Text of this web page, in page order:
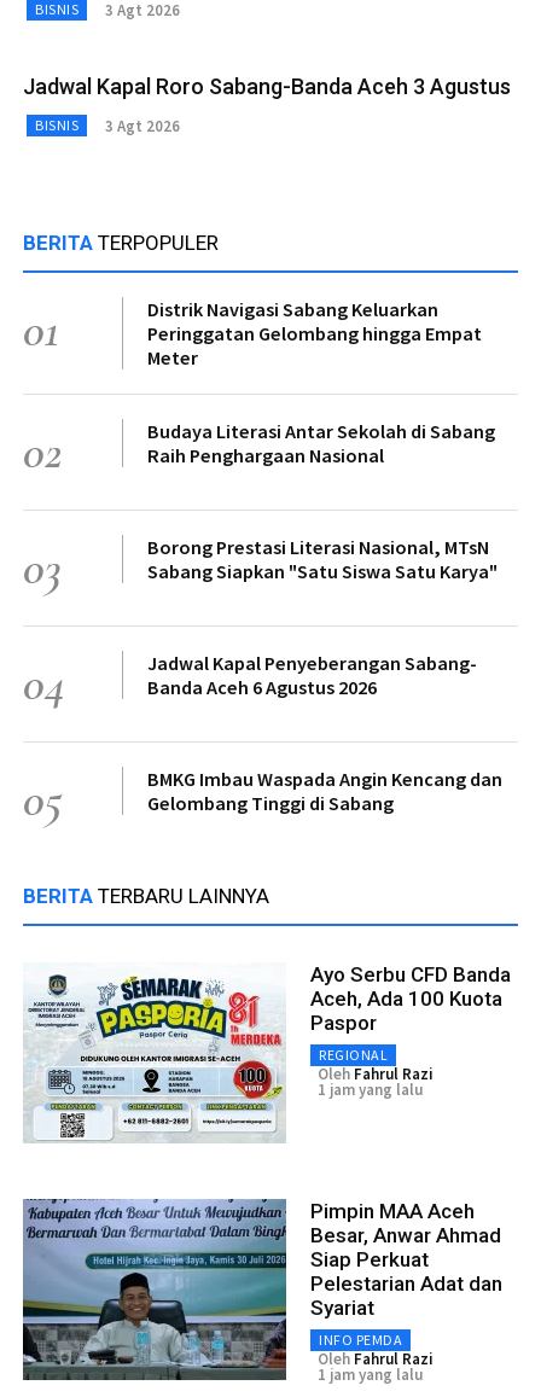
BISNIS 3 Agt 2026
Jadwal Kapal Roro Sabang-Banda Aceh 3 Agustus
BISNIS 3 Agt 2026
BERITA TERPOPULER
01
Distrik Navigasi Sabang Keluarkan
Peringgatan Gelombang hingga Empat
Meter
02
Budaya Literasi Antar Sekolah di Sabang
Raih Penghargaan Nasional
03
Borong Prestasi Literasi Nasional, MTsN
Sabang Siapkan "Satu Siswa Satu Karya"
04
Jadwal Kapal Penyeberangan Sabang-
Banda Aceh 6 Agustus 2026
05
BMKG Imbau Waspada Angin Kencang dan
Gelombang Tinggi di Sabang
BERITA TERBARU LAINNYA
Ayo Serbu CFD Banda
Aceh, Ada 100 Kuota
Paspor
REGIONAL
Oleh Fahrul Razi
1 jam yang lalu
Pimpin MAA Aceh
Besar, Anwar Ahmad
Siap Perkuat
Pelestarian Adat dan
Syariat
INFO PEMDA
Oleh Fahrul Razi
1 jam yang lalu